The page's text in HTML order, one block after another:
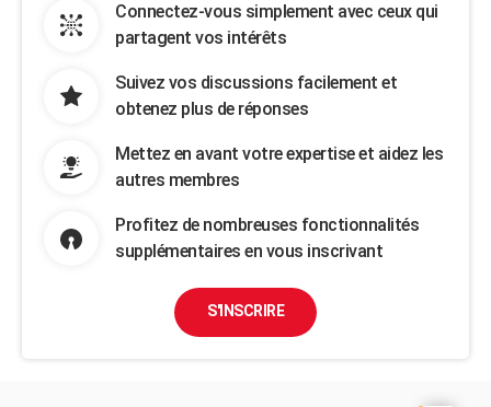
Connectez-vous simplement avec ceux qui
partagent vos intérêts
Suivez vos discussions facilement et
obtenez plus de réponses
Mettez en avant votre expertise et aidez les
autres membres
Profitez de nombreuses fonctionnalités
supplémentaires en vous inscrivant
S'INSCRIRE